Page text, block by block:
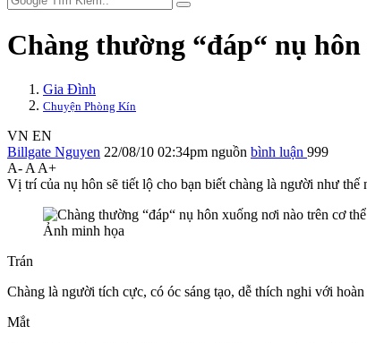
Chàng thường “đáp“ nụ
Gia Đình
Chuyện Phòng Kín
VN EN
Billgate Nguyen 22/08/10 02:34pm nguồn bình luận 999
A- A A+
Vị trí của nụ hôn sẽ tiết lộ cho bạn biết chàng là người như thế
Ảnh minh họa
Trán
Chàng là người tích cực, có óc sáng tạo, dễ thích nghi với
Mắt